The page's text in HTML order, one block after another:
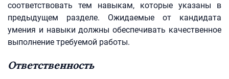
соответствовать тем навыкам, которые указаны в
предыдущем разделе. Ожидаемые от кандидата
умения и навыки должны обеспечивать качественное
выполнение требуемой работы.
Ответственность